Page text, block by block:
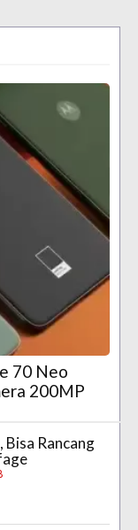
70 Neo
200MP
Bisa Rancang